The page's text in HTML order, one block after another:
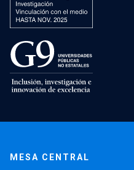
MESA CENTRAL